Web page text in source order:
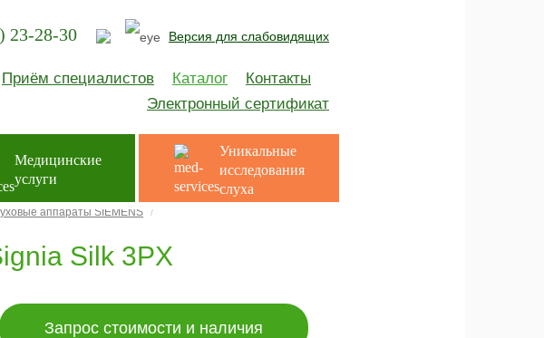
аппараты SIEMENS
Silk 3PX
Запрос стоимости и наличия
23-28-30 Версия для слабовидящих
Приём специалистов Каталог
Контакты
Электронный сертификат
Медицинские
услуги
Уникальные
исследования
слуха